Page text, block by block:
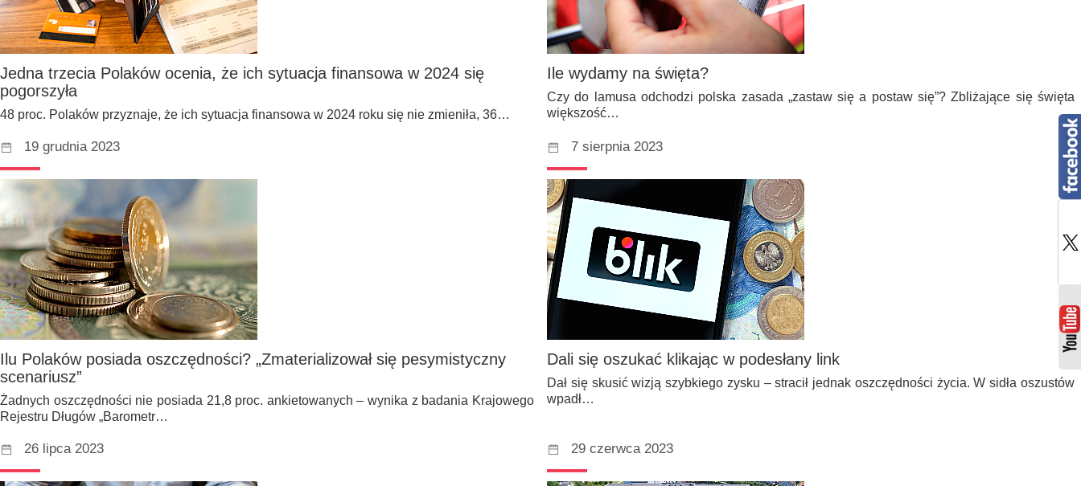
Jedna trzecia Polaków ocenia, że ich sytuacja finansowa w 2024 się
pogorszyła
48 proc. Polaków przyznaje, że ich sytuacja finansowa w 2024 roku się nie zmieniła, 36…
Ile wydamy na święta?
Czy do lamusa odchodzi polska zasada „zastaw się a postaw się”? Zbliżające się święta
większość…
19 grudnia 2023
Ilu Polaków posiada oszczędności? „Zmaterializował się pesymistyczny
scenariusz”
Żadnych oszczędności nie posiada 21,8 proc. ankietowanych – wynika z badania Krajowego
Rejestru Długów „Barometr…
7 sierpnia 2023
Dali się oszukać klikając w podesłany link
Dał się skusić wizją szybkiego zysku – stracił jednak oszczędności życia. W sidła oszustów
wpadł…
26 lipca 2023 29 czerwca 2023